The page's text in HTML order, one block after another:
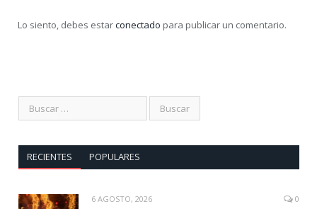
Lo siento, debes estarconectado para publicar un comentario.
RECIENTES POPULARES
6 AGOSTO, 2026 0